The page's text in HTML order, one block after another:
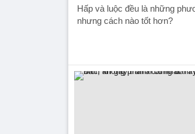
Hấp và luộc đều là những
nhưng cách nào tốt hơn?